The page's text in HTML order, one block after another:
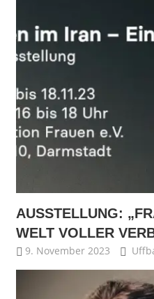
AUSSTELLUNG:
WELT VOLLER
9. November 2023